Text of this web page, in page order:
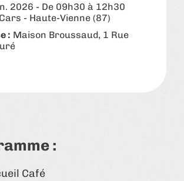
2026 - De 09h30 à 12h30
- Haute-Vienne (87)
: Maison Broussaud, 1 Rue
:
Café